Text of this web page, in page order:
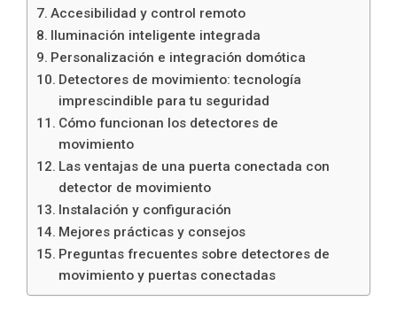
Accesibilidad y control remoto
Iluminación inteligente integrada
Personalización e integración domótica
Detectores de movimiento: tecnología
imprescindible para tu seguridad
Cómo funcionan los detectores de
movimiento
Las ventajas de una puerta conectada con
detector de movimiento
Instalación y configuración
Mejores prácticas y consejos
Preguntas frecuentes sobre detectores de
movimiento y puertas conectadas